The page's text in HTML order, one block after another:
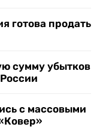
готова продать
сумму убытков
с массовыми